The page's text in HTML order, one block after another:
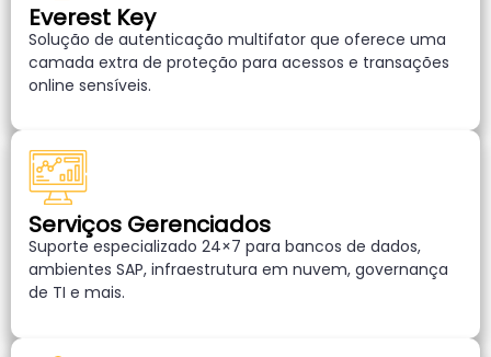
Everest Key
Solução de autenticação multifator que oferece uma
camada extra de proteção para acessos e transações
online sensíveis.
Serviços Gerenciados
Suporte especializado 24×7 para bancos de dados,
ambientes SAP, infraestrutura em nuvem, governança
de TI e mais.